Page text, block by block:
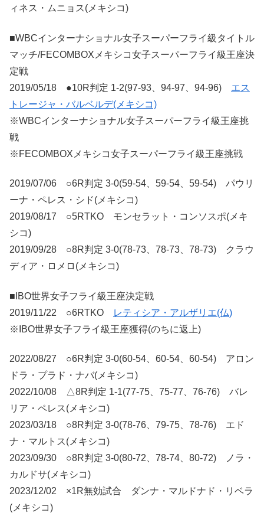
ィネス・ムニョス(メキシコ)
■WBCインターナショナル女子スーパーフライ級タイトル
マッチ/FECOMBOXメキシコ女子スーパーフライ級王座決
定戦
2019/05/18 ●10R判定 1-2(97-93、94-97、94-96) エス
トレージャ・バルベルデ(メキシコ)
※WBCインターナショナル女子スーパーフライ級王座挑
戦
※FECOMBOXメキシコ女子スーパーフライ級王座挑戦
2019/07/06 ○6R判定 3-0(59-54、59-54、59-54) パウリ
ーナ・ペレス・シド(メキシコ)
2019/08/17 ○5RTKO モンセラット・コンソスポ(メキ
シコ)
2019/09/28 ○8R判定 3-0(78-73、78-73、78-73) クラウ
ディア・ロメロ(メキシコ)
■IBO世界女子フライ級王座決定戦
2019/11/22 ○6RTKO
レティシア・アルザリエ(仏)
※IBO世界女子フライ級王座獲得(のちに返上)
2022/08/27 ○6R判定 3-0(60-54、60-54、60-54) アロン
ドラ・プラド・ナバ(メキシコ)
2022/10/08 △8R判定 1-1(77-75、75-77、76-76) バレ
リア・ペレス(メキシコ)
2023/03/18 ○8R判定 3-0(78-76、79-75、78-76) エド
ナ・マルトス(メキシコ)
2023/09/30 ○8R判定 3-0(80-72、78-74、80-72) ノラ・
カルドサ(メキシコ)
2023/12/02 ×1R無効試合 ダンナ・マルドナド・リベラ
(メキシコ)